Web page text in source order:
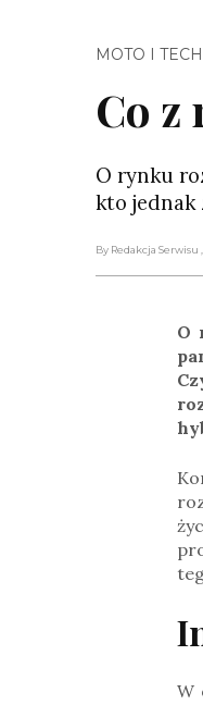
MOTO I
Co z
O rynku
kto jednak
By Redakcja Serwisu
O
W